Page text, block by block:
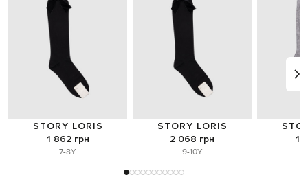
STORY LORIS
1 862 грн
7-8Y
STORY LORIS
2 068 грн
9-10Y
1